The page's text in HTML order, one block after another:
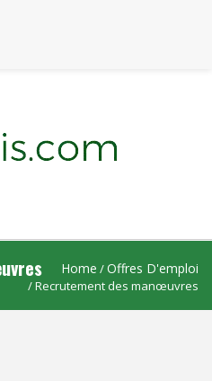
Home /Offres D'emploi
/ Recrutement des manœuvres